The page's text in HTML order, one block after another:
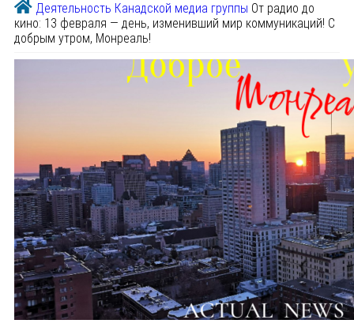
Деятельность Канадской медиа группы От радио до
кино: 13 февраля — день, изменивший мир коммуникаций! С
добрым утром, Монреаль!